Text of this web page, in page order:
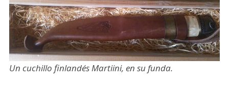
Un cuchillo finlandés Martiini, en su funda.